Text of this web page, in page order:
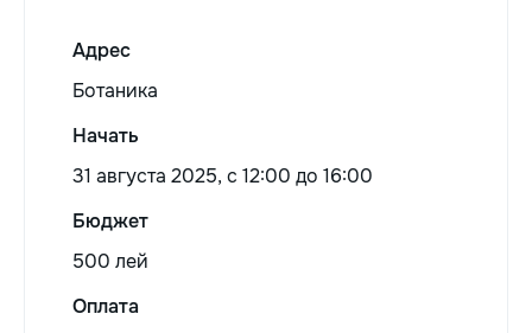
Адрес
Ботаника
Начать
31 августа 2025, c 12:00 до 16:00
Бюджет
500 лей
Оплата